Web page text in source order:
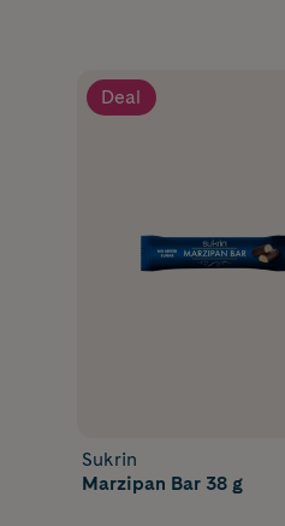
Deal
Sukrin
Marzipan Bar 38 g